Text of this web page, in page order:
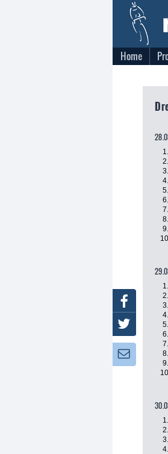
Home
1.
2.
3.
4.
5.
6.
7.
8.
9.
1.
2.
3.
4.
5.
6.
7.
8.
9.
1.
2.
3.
4.